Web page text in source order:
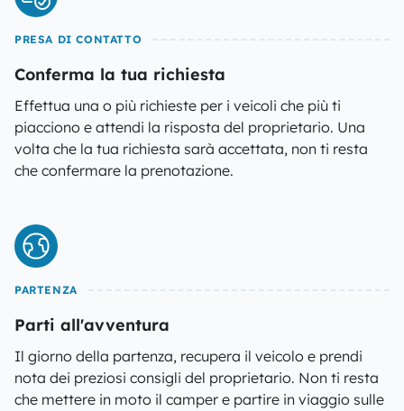
PRESA DI CONTATTO
Conferma la tua richiesta
Effettua una o più richieste per i veicoli che più ti
piacciono e attendi la risposta del proprietario. Una
volta che la tua richiesta sarà accettata, non ti resta
che confermare la prenotazione.
PARTENZA
Parti all'avventura
Il giorno della partenza, recupera il veicolo e prendi
nota dei preziosi consigli del proprietario. Non ti resta
che mettere in moto il camper e partire in viaggio sulle